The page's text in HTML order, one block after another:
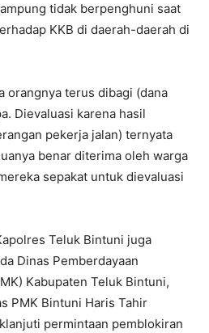
tidak berpenghuni saat
KKB di daerah-daerah di
orangnya terus dibagi (dana
Dievaluasi karena hasil
pekerja jalan) ternyata
benar diterima oleh warga
sepakat untuk dievaluasi
Teluk Bintuni juga
Dinas Pemberdayaan
Kabupaten Teluk Bintuni,
PMK Bintuni Haris Tahir
permintaan pemblokiran